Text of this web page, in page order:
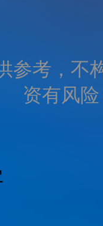
参考，不
资有风